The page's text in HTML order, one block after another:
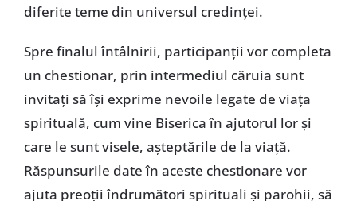
diferite teme din universul credinţei.
Spre finalul întâlnirii, participanţii vor completa
un chestionar, prin intermediul căruia sunt
invitaţi să îşi exprime nevoile legate de viaţa
spirituală, cum vine Biserica în ajutorul lor şi
care le sunt visele, aşteptările de la viaţă.
Răspunsurile date în aceste chestionare vor
ajuta preoţii îndrumători spirituali şi parohii, să